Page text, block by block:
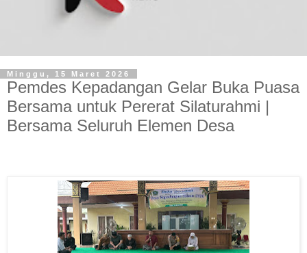
Minggu, 15 Maret 2026
Pemdes Kepadangan Gelar Buka Puasa
Bersama untuk Pererat Silaturahmi |
Bersama Seluruh Elemen Desa